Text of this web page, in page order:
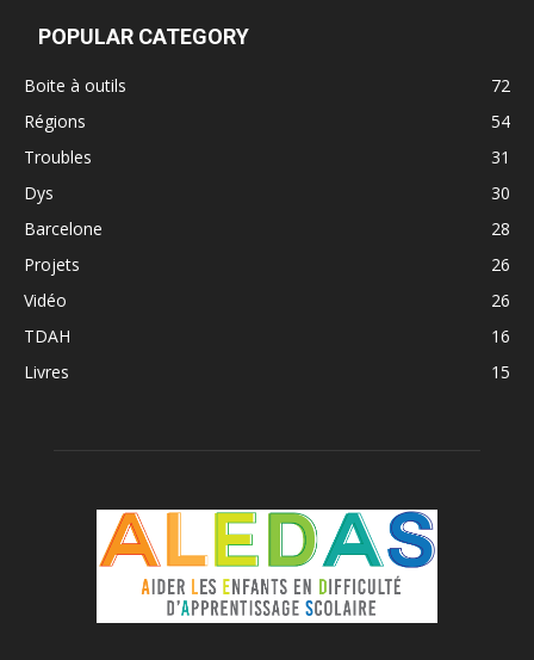
POPULAR CATEGORY
Boite à outils
72
Régions
54
Troubles
31
Dys
30
Barcelone
28
Projets
26
Vidéo
26
TDAH
16
Livres
15